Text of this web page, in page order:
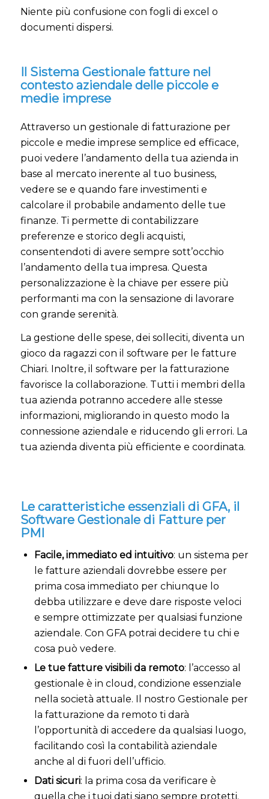
Niente più confusione con fogli di excel o
documenti dispersi.
Il Sistema Gestionale fatture nel
contesto aziendale delle piccole e
medie imprese
Attraverso un gestionale di fatturazione per
piccole e medie imprese semplice ed efficace,
puoi vedere l’andamento della tua azienda in
base al mercato inerente al tuo business,
vedere se e quando fare investimenti e
calcolare il probabile andamento delle tue
finanze. Ti permette di contabilizzare
preferenze e storico degli acquisti,
consentendoti di avere sempre sott’occhio
l’andamento della tua impresa. Questa
personalizzazione è la chiave per essere più
performanti ma con la sensazione di lavorare
con grande serenità.
La gestione delle spese, dei solleciti, diventa un
gioco da ragazzi con il software per le fatture
Chiari. Inoltre, il software per la fatturazione
favorisce la collaborazione. Tutti i membri della
tua azienda potranno accedere alle stesse
informazioni, migliorando in questo modo la
connessione aziendale e riducendo gli errori. La
tua azienda diventa più efficiente e coordinata.
Le caratteristiche essenziali di GFA, il
Software Gestionale di Fatture per
PMI
Facile, immediato ed intuitivo: un sistema per
le fatture aziendali dovrebbe essere per
prima cosa immediato per chiunque lo
debba utilizzare e deve dare risposte veloci
e sempre ottimizzate per qualsiasi funzione
aziendale. Con GFA potrai decidere tu chi e
cosa può vedere.
Le tue fatture visibili da remoto: l’accesso al
gestionale è in cloud, condizione essenziale
nella società attuale. Il nostro Gestionale per
la fatturazione da remoto ti darà
l’opportunità di accedere da qualsiasi luogo,
facilitando così la contabilità aziendale
anche al di fuori dell’ufficio.
Dati sicuri: la prima cosa da verificare è
quella che i tuoi dati siano sempre protetti.